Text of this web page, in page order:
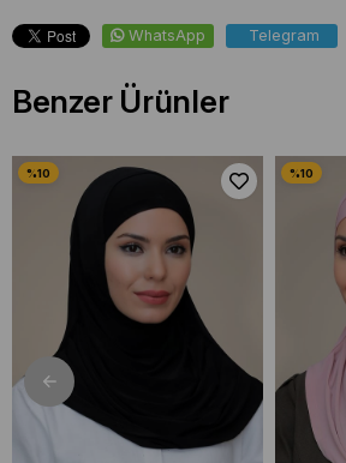
WhatsApp Telegram
Benzer Ürünler